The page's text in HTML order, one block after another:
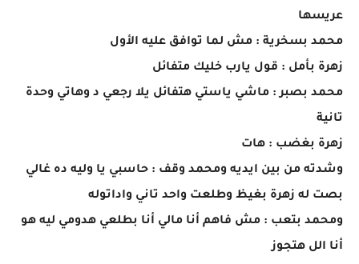
عريسها
محمد بسخرية : مش لما توافق عليه الأول
زهرة بأمل : قول يارب خليك متفائل
محمد بصبر : ماشي ياستي هتفائل يلا رجعي د وهاتي وحدة
تانية
زهرة بغضب : هات
وشدته من بين ايديه ومحمد وقف : حاسبي يا وليه ده غالي
بصت له زهرة بغيظ وطلعت واحد تاني واداتوله
ومحمد بتعب : مش فاهم أنا مالي أنا بطلعي هدومي ليه هو
أنا الل هتجوز